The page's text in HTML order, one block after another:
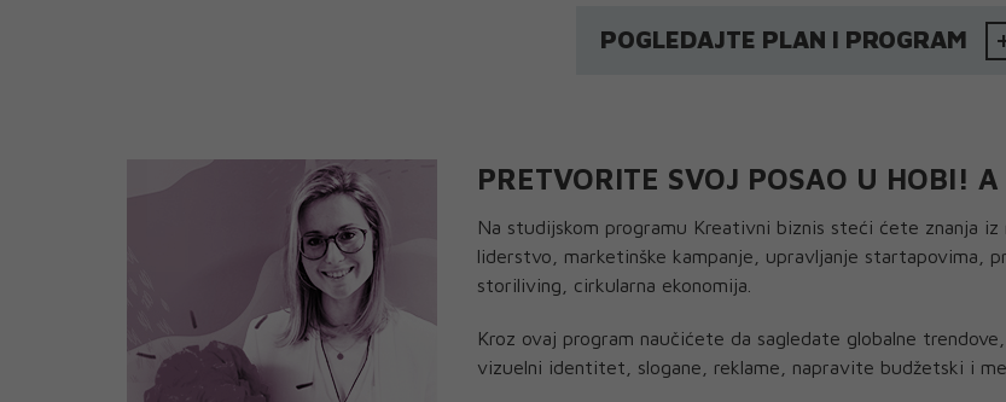
POGLEDAJTE PLAN I PROGRAM
PRETVORITE SVOJ POSAO U HOBI!
Na studijskom programu Kreativni biznis steći ćete znanja
liderstvo, marketinške kampanje, upravljanje startapovima,
storiliving, cirkularna ekonomija.
Kroz ovaj program naučićete da sagledate globalne
vizuelni identitet, slogane, reklame, napravite budžetski i